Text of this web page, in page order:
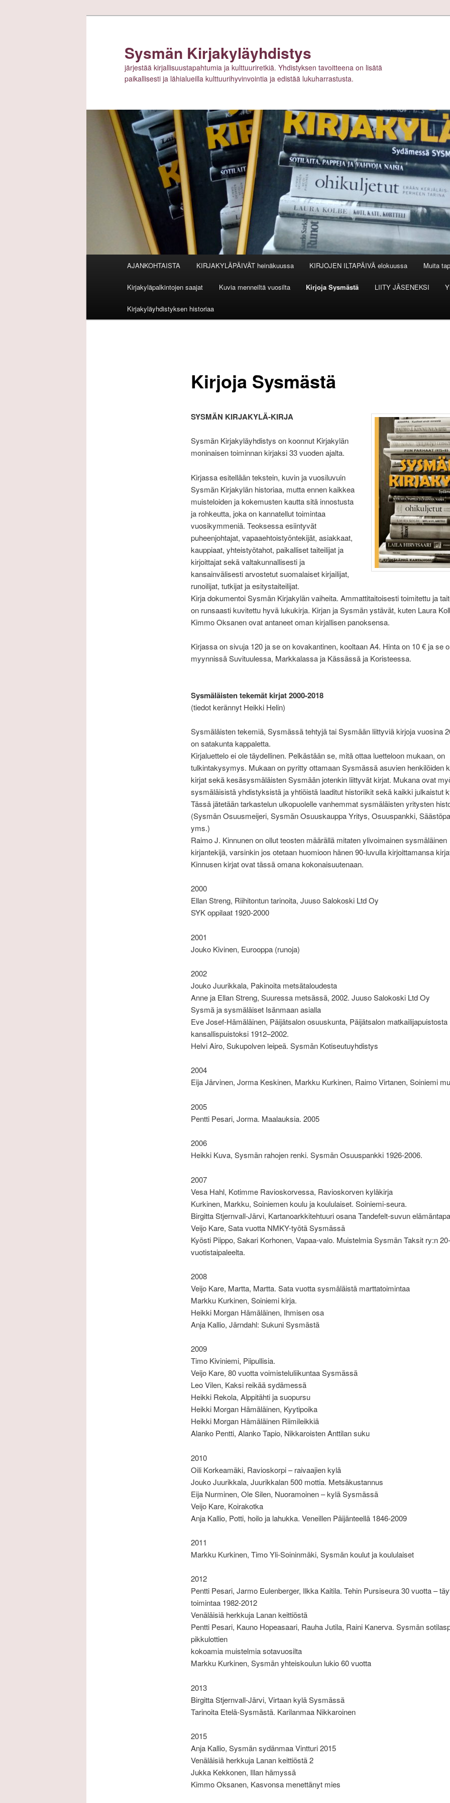
Sysmän Kirjakyläyhdistys
järjestää kirjallisuustapahtumia ja kulttuuriretkiä. Yhdistyksen tavoitteena on lisätä
paikallisesti ja lähialueilla kulttuurihyvinvointia ja edistää lukuharrastusta.
AJANKOHTAISTA KIRJAKYLÄPÄIVÄT heinäkuussa KIRJOJEN ILTAPÄIVÄ elokuussa Muita
Kirjakyläpalkintojen saajat Kuvia menneiltä vuosilta Kirjoja Sysmästä LIITY JÄSENEKSI
Kirjakyläyhdistyksen historiaa
Kirjoja Sysmästä
SYSMÄN KIRJAKYLÄ-KIRJA
Sysmän Kirjakyläyhdistys on koonnut Kirjakylän
moninaisen toiminnan kirjaksi 33 vuoden ajalta.
Kirjassa esitellään tekstein, kuvin ja vuosiluvuin
Sysmän Kirjakylän historiaa, mutta ennen kaikkea
muisteloiden ja kokemusten kautta sitä innostusta
ja rohkeutta, joka on kannatellut toimintaa
vuosikymmeniä. Teoksessa esiintyvät
puheenjohtajat, vapaaehtoistyöntekijät, asiakkaat,
kauppiaat, yhteistyötahot, paikalliset taiteilijat ja
kirjoittajat sekä valtakunnallisesti ja
kansainvälisesti arvostetut suomalaiset kirjailijat,
runoilijat, tutkijat ja esitystaiteilijat.
Kirja dokumentoi Sysmän Kirjakylän vaiheita. Ammattitaitoisesti toimitettu ja
on runsaasti kuvitettu hyvä lukukirja. Kirjan ja Sysmän ystävät, kuten Laura
Kimmo Oksanen ovat antaneet oman kirjallisen panoksensa.
Kirjassa on sivuja 120 ja se on kovakantinen, kooltaan A4. Hinta on 10 € ja se
myynnissä Suvituulessa, Markkalassa ja Kässässä ja Koristeessa.
Sysmäläisten tekemät kirjat 2000-2018
(tiedot kerännyt Heikki Helin)
Sysmäläisten tekemiä, Sysmässä tehtyjä tai Sysmään liittyviä kirjoja vuosina
on satakunta kappaletta.
Kirjaluettelo ei ole täydellinen. Pelkästään se, mitä ottaa luetteloon mukaan, on
tulkintakysymys. Mukaan on pyritty ottamaan Sysmässä asuvien henkilöiden
kirjat sekä kesäsysmäläisten Sysmään jotenkin liittyvät kirjat. Mukana ovat
sysmäläisistä yhdistyksistä ja yhtiöistä laaditut historiikit sekä kaikki julkaistut
Tässä jätetään tarkastelun ulkopuolelle vanhemmat sysmäläisten yritysten
(Sysmän Osuusmeijeri, Sysmän Osuuskauppa Yritys, Osuuspankki,
yms.)
Raimo J. Kinnunen on ollut teosten määrällä mitaten ylivoimainen sysmäläinen
kirjantekijä, varsinkin jos otetaan huomioon hänen 90-luvulla kirjoittamansa
Kinnusen kirjat ovat tässä omana kokonaisuutenaan.
2000
Ellan Streng, Riihitontun tarinoita, Juuso Salokoski Ltd Oy
SYK oppilaat 1920-2000
2001
Jouko Kivinen, Eurooppa (runoja)
2002
Jouko Juurikkala, Pakinoita metsätaloudesta
Anne ja Ellan Streng, Suuressa metsässä, 2002. Juuso Salokoski Ltd Oy
Sysmä ja sysmäläiset Isänmaan asialla
Eve Josef-Hämäläinen, Päijätsalon osuuskunta, Päijätsalon matkailijapuistosta
kansallispuistoksi 1912–2002.
Helvi Airo, Sukupolven leipeä. Sysmän Kotiseutuyhdistys
2004
Eija Järvinen, Jorma Keskinen, Markku Kurkinen, Raimo Virtanen, Soiniemi
2005
Pentti Pesari, Jorma. Maalauksia. 2005
2006
Heikki Kuva, Sysmän rahojen renki. Sysmän Osuuspankki 1926-2006.
2007
Vesa Hahl, Kotimme Ravioskorvessa, Ravioskorven kyläkirja
Kurkinen, Markku, Soiniemen koulu ja koululaiset. Soiniemi-seura.
Birgitta Stjernvall-Järvi, Kartanoarkkitehtuuri osana Tandefelt-suvun
Veijo Kare, Sata vuotta NMKY-työtä Sysmässä
Kyösti Piippo, Sakari Korhonen, Vapaa-valo. Muistelmia Sysmän Taksit ry:n 20-
vuotistaipaleelta.
2008
Veijo Kare, Martta, Martta. Sata vuotta sysmäläistä marttatoimintaa
Markku Kurkinen, Soiniemi kirja.
Heikki Morgan Hämäläinen, Ihmisen osa
Anja Kallio, Järndahl: Sukuni Sysmästä
2009
Timo Kiviniemi, Piipullisia.
Veijo Kare, 80 vuotta voimisteluliikuntaa Sysmässä
Leo Vilen, Kaksi reikää sydämessä
Heikki Rekola, Alppitähti ja suopursu
Heikki Morgan Hämäläinen, Kyytipoika
Heikki Morgan Hämäläinen Riimileikkiä
Alanko Pentti, Alanko Tapio, Nikkaroisten Anttilan suku
2010
Oili Korkeamäki, Ravioskorpi – raivaajien kylä
Jouko Juurikkala, Juurikkalan 500 mottia. Metsäkustannus
Eija Nurminen, Ole Silen, Nuoramoinen – kylä Sysmässä
Veijo Kare, Koirakotka
Anja Kallio, Potti, hoilo ja lahukka. Veneillen Päijänteellä 1846-2009
2011
Markku Kurkinen, Timo Yli-Soininmäki, Sysmän koulut ja koululaiset
2012
Pentti Pesari, Jarmo Eulenberger, Ilkka Kaitila. Tehin Pursiseura 30 vuotta –
toimintaa 1982-2012
Venäläisiä herkkuja Lanan keittiöstä
Pentti Pesari, Kauno Hopeasaari, Rauha Jutila, Raini Kanerva. Sysmän
pikkulottien
kokoamia muistelmia sotavuosilta
Markku Kurkinen, Sysmän yhteiskoulun lukio 60 vuotta
2013
Birgitta Stjernvall-Järvi, Virtaan kylä Sysmässä
Tarinoita Etelä-Sysmästä. Karilanmaa Nikkaroinen
2015
Anja Kallio, Sysmän sydänmaa Vintturi 2015
Venäläisiä herkkuja Lanan keittiöstä 2
Jukka Kekkonen, Illan hämyssä
Kimmo Oksanen, Kasvonsa menettänyt mies